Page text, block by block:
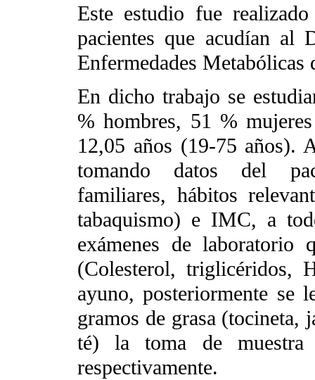
Este estudio fue
pacientes que acudían al
Enfermedades
En dicho trabajo se
% hombres, 51 %
12,05 años (19-75 años).
tomando datos del
familiares, hábitos
tabaquismo) e IMC, a
exámenes de
(Colesterol, triglicéridos,
ayuno, posteriormente se
gramos de grasa
té) la toma de
respectivamente.